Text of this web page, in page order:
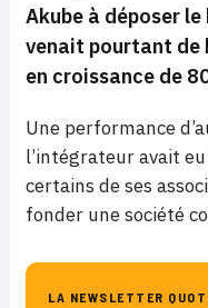
Akube à déposer
venait pourtant de
en croissance de
Une performance
l’intégrateur avait
certains de ses
fonder une société
LA NEWSLETTER